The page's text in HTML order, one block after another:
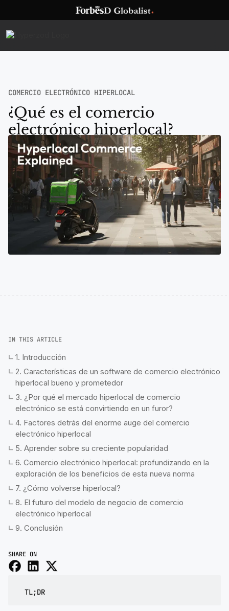
COMERCIO ELECTRÓNICO HIPERLOCAL
¿Qué es el comercio
electrónico hiperlocal?
IN THIS ARTICLE
1. Introducción
2. Características de un software de comercio electrónico
hiperlocal bueno y prometedor
3. ¿Por qué el mercado hiperlocal de comercio
electrónico se está convirtiendo en un furor?
4. Factores detrás del enorme auge del comercio
electrónico hiperlocal
5. Aprender sobre su creciente popularidad
6. Comercio electrónico hiperlocal: profundizando en la
exploración de los beneficios de esta nueva norma
7. ¿Cómo volverse hiperlocal?
8. El futuro del modelo de negocio de comercio
electrónico hiperlocal
9. Conclusión
SHARE ON
TL;DR